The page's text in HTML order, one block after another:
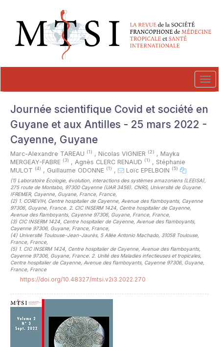
##plugins.themes.novelty.accessible_menu.main_navigation##
##plugins.themes.novelty.accessible_menu.main_content##
##plugins.themes.novelty.accessible_menu.sidebar##
Journée scientifique Covid et société en
Guyane et aux Antilles - 25 mars 2022 -
Cayenne, Guyane
Marc-Alexandre TAREAU (1) , Nicolas VIGNIER (2) , Mayka
MERGEAY-FABRE (3) , Agnès CLERC RENAUD (1) , Stéphanie
MULOT (4) , Guillaume ODONNE (1) , Loïc EPELBOIN (5)
(1) Laboratoire Écologie, évolution, interactions des systèmes amazoniens (LEEISA),
275 route de Montabo, 97300 Cayenne (UAR 3456). CNRS, Université de Guyane.
IFREMER, Cayenne, Guyane, France, France,
(2) 1. COREVIH, Centre hospitalier de Cayenne, Avenue des flamboyants, Cayenne
97306, Guyane, France. 2. CIC INSERM 1424, Centre hospitalier de Cayenne,
Avenue des flamboyants, Cayenne 97306, Guyane, France, France,
(3) CIC INSERM 1424, Centre hospitalier de Cayenne, Avenue des flamboyants,
Cayenne 97306, Guyane, France, France,
(4) Université Toulouse-Jean-Jaurès, 5 Allée Antonio Machado, 31058 Toulouse,
France, France,
(5) 1. CIC INSERM 1424, Centre hospitalier de Cayenne, Avenue des flamboyants,
Cayenne 97306, Guyane, France. 2. Unité des Maladies infectieuses et tropicales,
Centre hospitalier de Cayenne, Avenue des flamboyants, Cayenne 97306, Guyane,
France, France
https://doi.org/10.48327/mtsi.v2i3.2022.270